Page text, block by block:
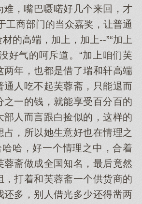
难，嘴巴嗫喏好几个来回，才
工商部门的当众嘉奖，让普通
的高端，加上，加上--”“加上
好气的呵斥道。“加上咱们芙
两年，也都是借了瑞和轩高端
通人吃不起芙蓉斋，只能退而
之一的钱，就能享受百分百的
部人而言跟白捡似的，这样的
占，所以她生意好也在情理之
哈哈，好一个情理之中，合着
蓉斋做成全国知名，最后竟然
，打着和芙蓉斋一个供货商的
还多，别人借光多少还得凿两